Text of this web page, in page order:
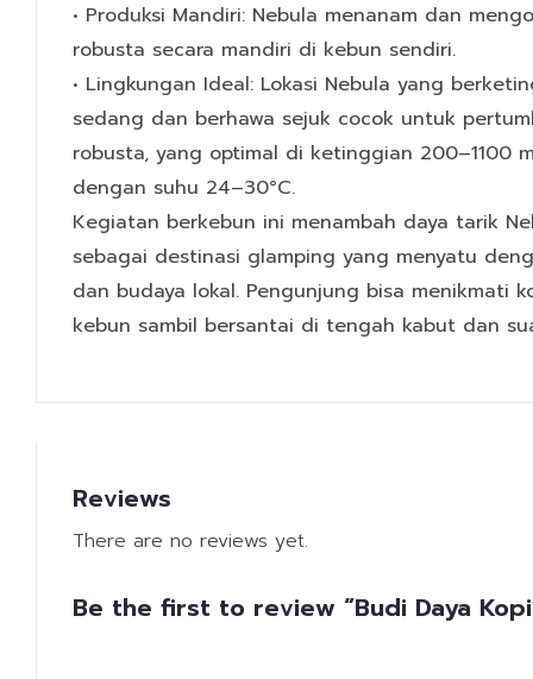
• Produksi Mandiri: Nebula menanam dan
robusta secara mandiri di kebun sendiri.
• Lingkungan Ideal: Lokasi Nebula yang
sedang dan berhawa sejuk cocok untuk
robusta, yang optimal di ketinggian 200–1100
dengan suhu 24–30°C.
Kegiatan berkebun ini menambah daya tarik
sebagai destinasi glamping yang menyatu
dan budaya lokal. Pengunjung bisa menikmati
kebun sambil bersantai di tengah kabut dan
Reviews
There are no reviews yet.
Be the first to review “Budi Daya